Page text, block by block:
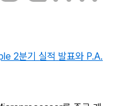
2분기 실적 발표와 P.A.